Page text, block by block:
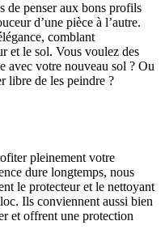
de penser aux bons profils
d’une pièce à l’autre.
comblant
et le sol. Vous voulez des
avec votre nouveau sol ? Ou
libre de les peindre ?
pleinement votre
dure longtemps, nous
le protecteur et le nettoyant
Ils conviennent aussi bien
et offrent une protection